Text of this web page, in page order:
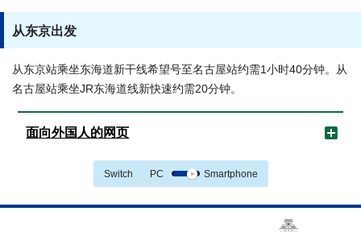
从东京出发
从东京站乘坐东海道新干线希望号至名古屋站约需1小时40分钟。从
名古屋站乘坐JR东海道线新快速约需20分钟。
面向外国人的网页
Switch PC Smartphone